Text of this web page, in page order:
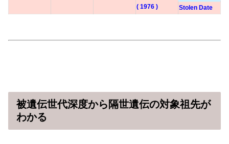
( 1976 )
Stolen Date
被遺伝世代深度から隔世遺伝の対象祖先が
わかる